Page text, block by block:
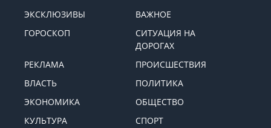
ЭКСКЛЮЗИВЫ
ВАЖНОЕ
ГОРОСКОП
СИТУАЦИЯ НА
ДОРОГАХ
РЕКЛАМА
ПРОИСШЕСТВИЯ
ВЛАСТЬ
ПОЛИТИКА
ЭКОНОМИКА
ОБЩЕСТВО
КУЛЬТУРА
СПОРТ